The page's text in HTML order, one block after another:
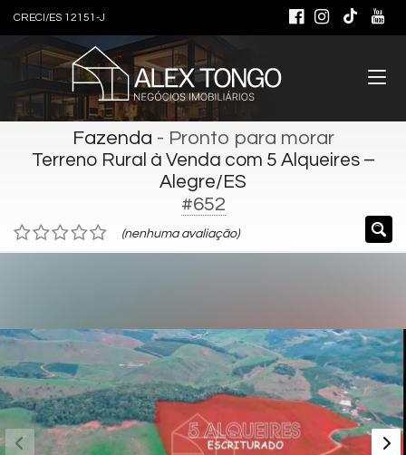
CRECI/ES 12151-J
Fazenda - Pronto para morar
Terreno Rural à Venda com 5 Alqueires –
Alegre/ES
#652
(nenhuma avaliação)